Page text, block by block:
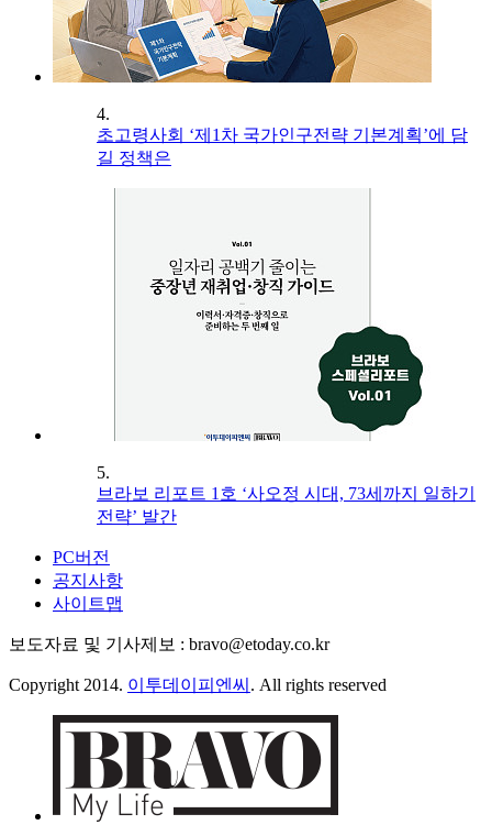
4.
초고령사회 ‘제1차 국가인구전략 기본계획’에 담
길 정책은
5.
브라보 리포트 1호 ‘사오정 시대, 73세까지 일하기
전략’ 발간
PC버전
공지사항
사이트맵
보도자료 및 기사제보 : bravo@etoday.co.kr
Copyright 2014. 이투데이피엔씨 . All rights reserved